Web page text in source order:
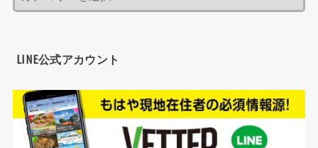
LINE公式アカウント